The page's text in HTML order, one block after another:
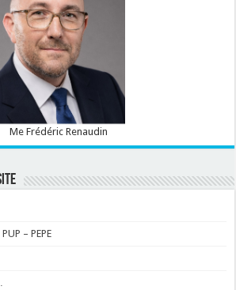
Me Frédéric Renaudin
– PEPE